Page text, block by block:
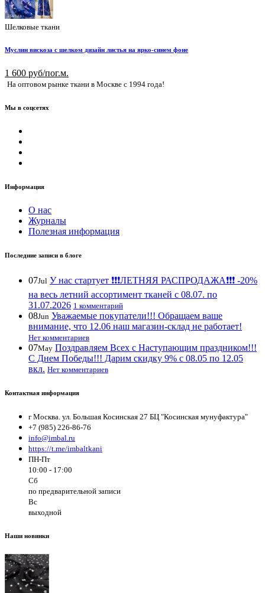
Шелковые ткани
Муслин вискоза с шелком дизайн листья на ярко-синем фоне
1 600 руб/пог.м.
На оптовом рынке ткани в Москве с 1994 года!
Мы в соцсетях
Информация
О нас
Журналы
Полезная информация
Последние записи в блоге
07Jul У нас стартует ❗️❗️❗️ЛЕТНЯЯ РАСПРОДАЖА❗️❗️❗️ -20%
на весь летний ассортимент тканей с 08.07. по
31.07.2026 1 комментарий
08Jun Уважаемые покупатели!!! Обращаем ваше
внимание, что 12.06 наш магазин-склад не работает!
Нет комментариев
07May Поздравляем Всех с Наступающим праздником!!!
С Днем Победы!!! Дарим скидку 9% с 08.05 по 12.05
вкл. Нет комментариев
Контактная информация
г Москва. ул. Большая Косинская 27 БЦ "Косинская мунуфактура"
+7 (985) 226-86-76
info@imbal.ru
https://t.me/imbaltkani
ПН-Пт
10:00 - 17:00
Сб
по предварительной записи
Вс
выходной
Наши новинки